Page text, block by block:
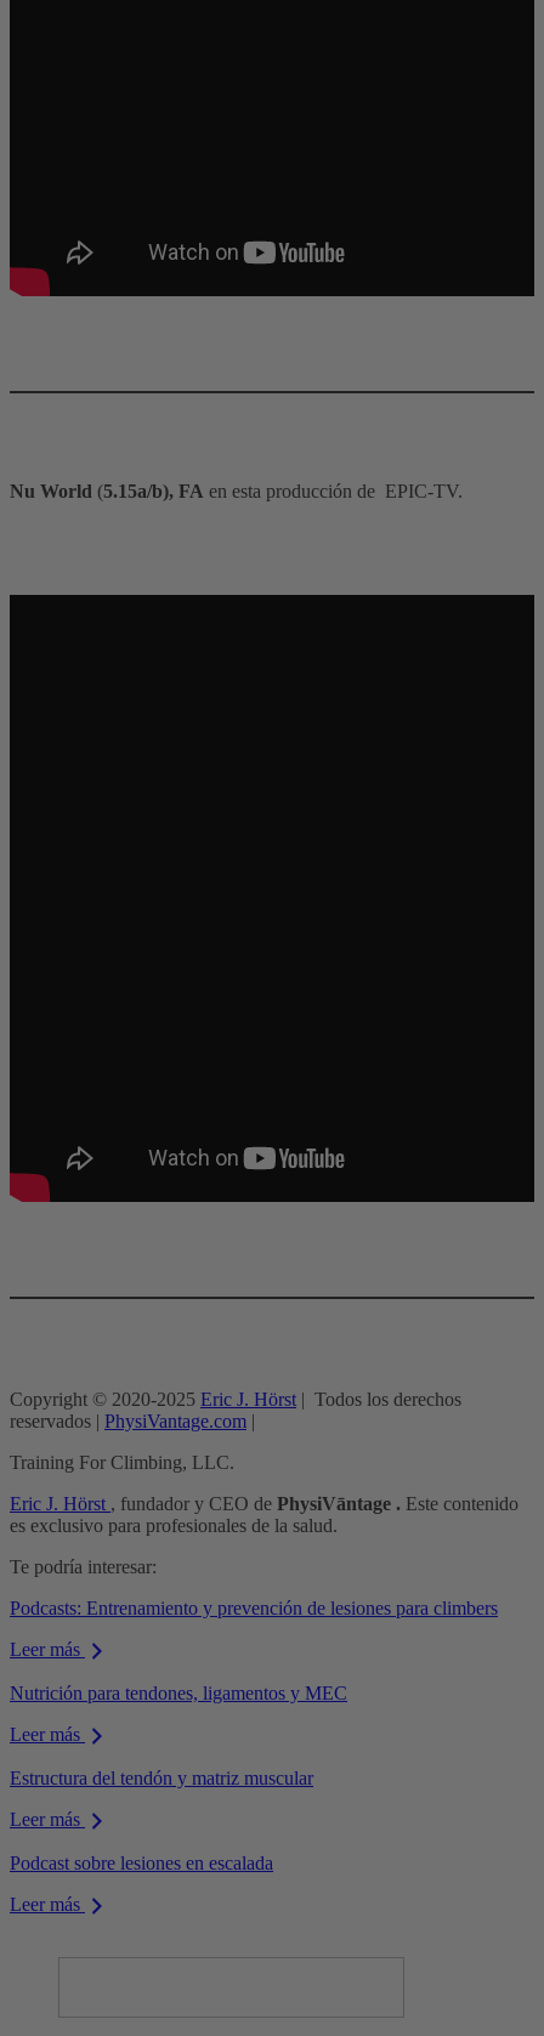
Nu World (5.15a/b), FA en esta producción de EPIC-TV.
Copyright © 2020-2025 Eric J. Hörst | Todos los derechos
reservados | PhysiVantage.com |
Training For Climbing, LLC.
Eric J. Hörst , fundador y CEO de PhysiVāntage . Este contenido
es exclusivo para profesionales de la salud.
Te podría interesar:
Podcasts: Entrenamiento y prevención de lesiones para climbers
Leer más
Nutrición para tendones, ligamentos y MEC
Leer más
Estructura del tendón y matriz muscular
Leer más
Podcast sobre lesiones en escalada
Leer más